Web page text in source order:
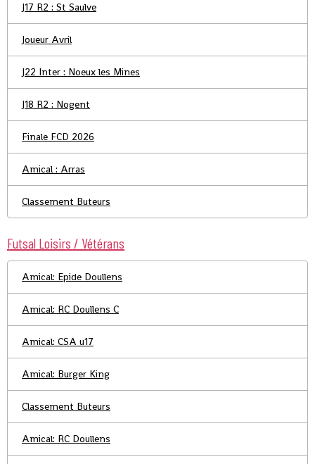
J17 R2 : St Saulve
Joueur Avril
J22 Inter : Noeux les Mines
J18 R2 : Nogent
Finale FCD 2026
Amical : Arras
Classement Buteurs
Futsal Loisirs / Vétérans
Amical: Epide Doullens
Amical: RC Doullens C
Amical: CSA u17
Amical: Burger King
Classement Buteurs
Amical: RC Doullens